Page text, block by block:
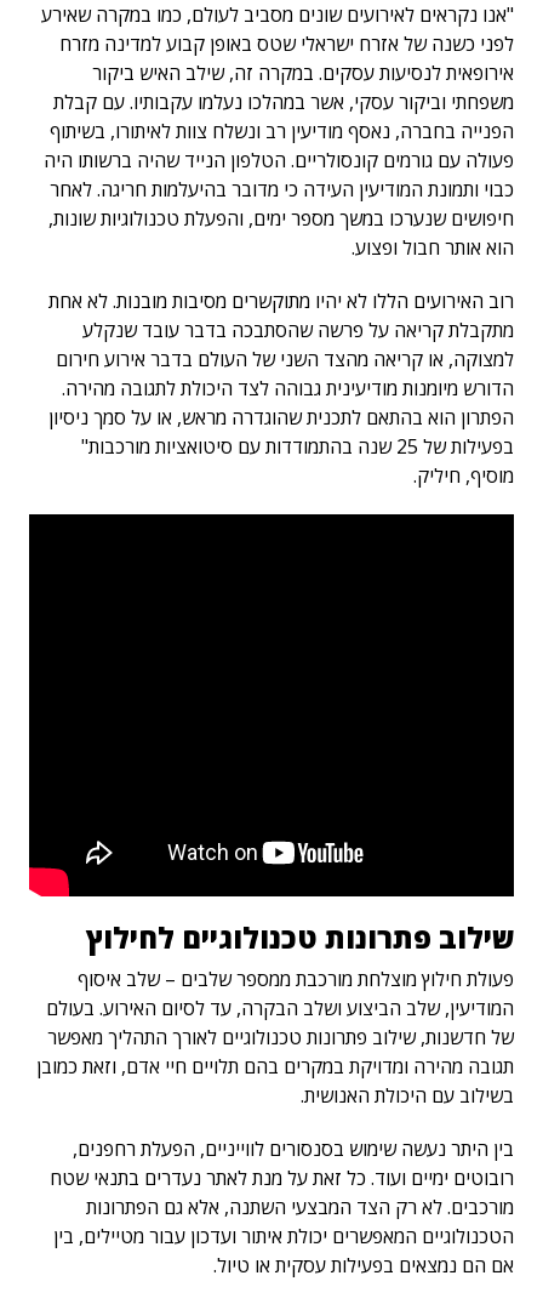
"אנו נקראים לאירועים שונים מסביב לעולם, כמו במקרה שאירע
לפני כשנה של אזרח ישראלי שטס באופן קבוע למדינה מזרח
אירופאית לנסיעות עסקים. במקרה זה, שילב האיש ביקור
משפחתי וביקור עסקי, אשר במהלכו נעלמו עקבותיו. עם קבלת
הפנייה בחברה, נאסף מודיעין רב ונשלח צוות לאיתורו, בשיתוף
פעולה עם גורמים קונסולריים. הטלפון הנייד שהיה ברשותו היה
כבוי ותמונת המודיעין העידה כי מדובר בהיעלמות חריגה. לאחר
חיפושים שנערכו במשך מספר ימים, והפעלת טכנולוגיות שונות,
הוא אותר חבול ופצוע.
רוב האירועים הללו לא יהיו מתוקשרים מסיבות מובנות. לא אחת
מתקבלת קריאה על פרשה שהסתבכה בדבר עובד שנקלע
למצוקה, או קריאה מהצד השני של העולם בדבר אירוע חירום
הדורש מיומנות מודיעינית גבוהה לצד היכולת לתגובה מהירה.
הפתרון הוא בהתאם לתכנית שהוגדרה מראש, או על סמך ניסיון
בפעילות של 25 שנה בהתמודדות עם סיטואציות מורכבות"
מוסיף, חיליק.
שילוב פתרונות טכנולוגיים לחילוץ
פעולת חילוץ מוצלחת מורכבת ממספר שלבים – שלב איסוף
המודיעין, שלב הביצוע ושלב הבקרה, עד לסיום האירוע. בעולם
של חדשנות, שילוב פתרונות טכנולוגיים לאורך התהליך מאפשר
תגובה מהירה ומדויקת במקרים בהם תלויים חיי אדם, וזאת כמובן
בשילוב עם היכולת האנושית.
בין היתר נעשה שימוש בסנסורים לווייניים, הפעלת רחפנים,
רובוטים ימיים ועוד. כל זאת על מנת לאתר נעדרים בתנאי שטח
מורכבים. לא רק הצד המבצעי השתנה, אלא גם הפתרונות
הטכנולוגיים המאפשרים יכולת איתור ועדכון עבור מטיילים, בין
אם הם נמצאים בפעילות עסקית או טיול.